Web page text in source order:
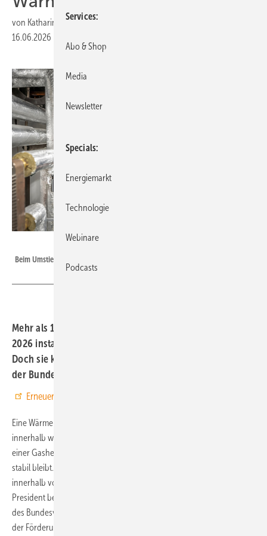
von Katharina Wolf
16.06.2026
Bernd Lauter / Bundesverband Wärmepumpe (BWP) e.V.
Beim Umstieg auf ein neues Heizungssystem ist viel Beratung notwendig.
Mehr als 120.000 Wärmepumpen sind im ersten Quartal
2026 installiert worden – auch dank der Förderung.
Doch sie könnte Sparvorgaben zum Opfer fallen, fürchtet
der Bundesverband Wärmepumpe.
Erneuerbare Energien bei Google bevorzugen
Eine Wärmepumpe für ein durchschnittliches Einfamilienhaus kann
innerhalb weniger Jahre die höheren Investitionskosten gegenüber
einer Gasheizung ausgeglichen – wenn die aktuelle Förderkulisse
stabil bleibt. Derzeit könne die Stromheizung diese Differenz
innerhalb von rund 4,5 Jahren ausgleichen, sagte Richard Lucht, Vice
President beim Heizungsbauer Thermondo auf einer Pressekonferenz
des Bundesverbandes Wärmepumpe (BWP). Hauptgrund sind neben
der Förderung die geringeren Betriebskosten: Wärmepumpen
Services
Abo & Shop
Media
Newsletter
Specials
Energiemarkt
Technologie
Webinare
Podcasts